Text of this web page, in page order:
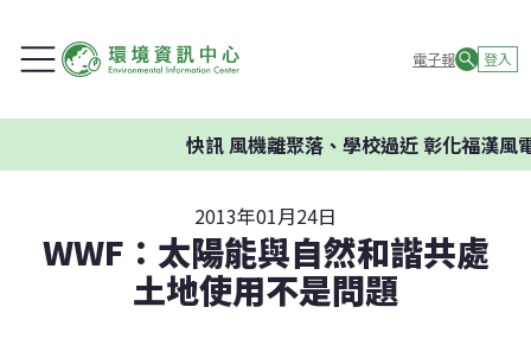
電子報 登入
快訊風機離聚落、學校過近 彰化福漢風電
2013年01月24日
WWF：太陽能與自然和諧共處
土地使用不是問題